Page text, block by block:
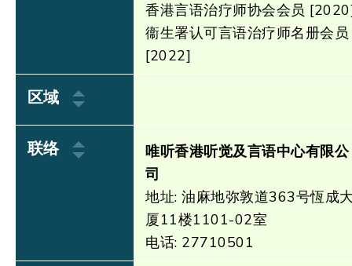
香港言语治疗师协会会员
衞生署认可言语治疗师名册会员
[2022]
区域
联络
唯听香港听觉及言语中心有限公
司
地址: 油麻地弥敦道363号恆成
厦11楼1101-02室
电话: 27710501